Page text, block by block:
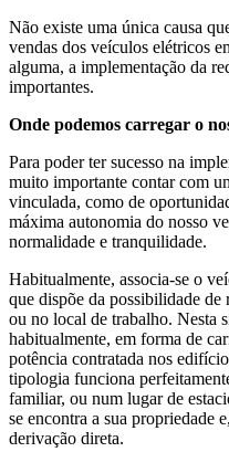
Não existe uma única causa
vendas dos veículos elétricos
alguma, a implementação da
importantes.
Onde podemos carregar o
Para poder ter sucesso na
muito importante contar com
vinculada, como de
máxima autonomia do nosso
normalidade e tranquilidade.
Habitualmente, associa-se o
que dispõe da possibilidade de
ou no local de trabalho. Nesta
habitualmente, em forma de
potência contratada nos
tipologia funciona
familiar, ou num lugar de
se encontra a sua propriedade
derivação direta.